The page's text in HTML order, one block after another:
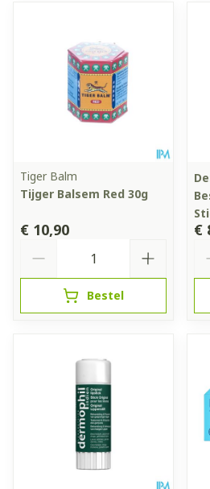
Tiger Balm
Tijger Balsem Red 30g
€ 10,90
Bestel
€